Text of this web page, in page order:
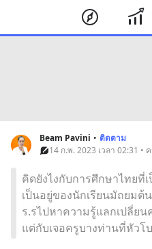
Beam Pavini • ติดตาม
14 ก.พ. 2023 เวลา 02:31 •
คิดยังไงกับการศึกษาไทยที่
เป็นอยู่ของนักเรียนมัถยมต้
ร.รไปหาความรู้แลกเปลี่ย
แต่กับเจอครูบางท่านที่หัวโ